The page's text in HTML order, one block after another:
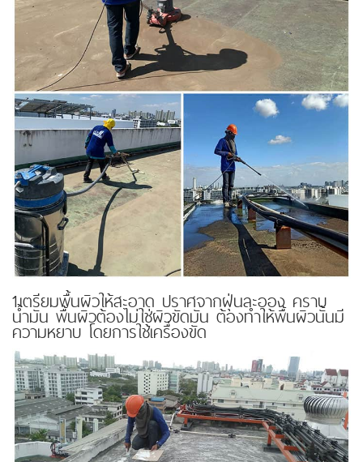
1.เตรียมพื้นผิวให้สะอาด ปราศจากฝุ่นละออง คราบ
น้ำมัน พื้นผิวต้องไม่ใช่ผิวขัดมัน ต้องทำให้พื้นผิวนั้นมี
ความหยาบ โดยการใช้เครื่องขัด